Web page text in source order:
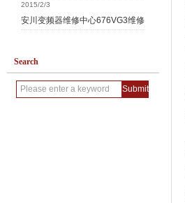
2015/2/3
安川变频器维修中心676VG3维修
Search